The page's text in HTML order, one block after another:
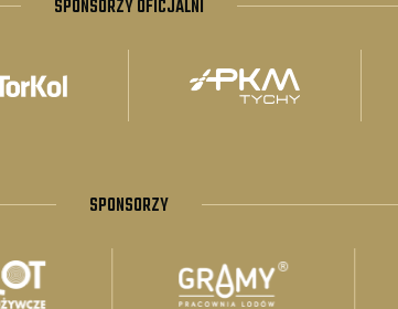
SPONSORZY OFICJALNI
SPONSORZY